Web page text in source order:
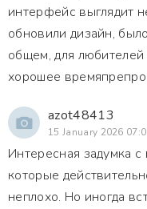
интерфейс выглядит
обновили дизайн,
общем, для
хорошее
azot48413
15 January 2026
Интересная задумка
которые
неплохо. Но иногда